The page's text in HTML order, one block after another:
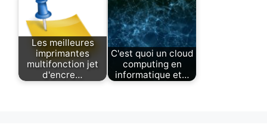
Les meilleures
imprimantes
multifonction jet
d'encre…
C'est quoi un cloud
computing en
informatique et…